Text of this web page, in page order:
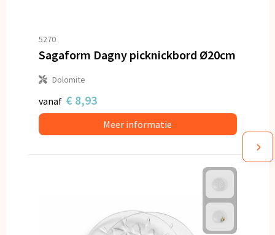
5270
Sagaform Dagny picknickbord Ø20cm
Dolomite
vanaf € 8,93
Meer informatie